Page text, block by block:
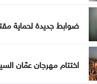
ضوابط جديدة لحماية
اختتام مهرجان عمّان